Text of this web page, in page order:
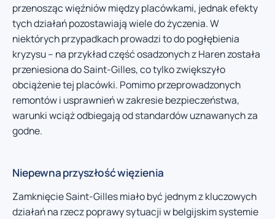
przenosząc więźniów między placówkami, jednak efekty
tych działań pozostawiają wiele do życzenia. W
niektórych przypadkach prowadzi to do pogłębienia
kryzysu – na przykład część osadzonych z Haren została
przeniesiona do Saint-Gilles, co tylko zwiększyło
obciążenie tej placówki. Pomimo przeprowadzonych
remontów i usprawnień w zakresie bezpieczeństwa,
warunki wciąż odbiegają od standardów uznawanych za
godne.
Niepewna przyszłość więzienia
Zamknięcie Saint-Gilles miało być jednym z kluczowych
działań na rzecz poprawy sytuacji w belgijskim systemie